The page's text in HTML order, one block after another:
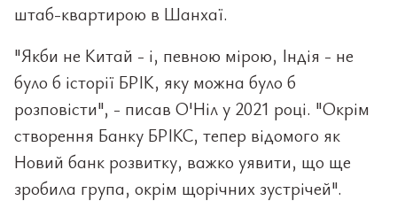
штаб-квартирою в Шанхаї.
"Якби не Китай - і, певною мірою, Індія - не
було б історії БРІК, яку можна було б
розповісти", - писав О'Ніл у 2021 році. "Окрім
створення Банку БРІКС, тепер відомого як
Новий банк розвитку, важко уявити, що ще
зробила група, окрім щорічних зустрічей".